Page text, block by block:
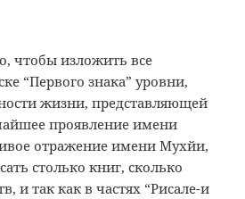
чтобы изложить все
“Первого знака” уровни,
жизни, представляющей
проявление имени
отражение имени Мухйи,
столько книг, сколько
и так как в частях “Рисале-и